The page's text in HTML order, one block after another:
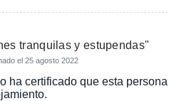
tranquilas y estupendas"
el 25 agosto 2022
ha certificado que esta persona